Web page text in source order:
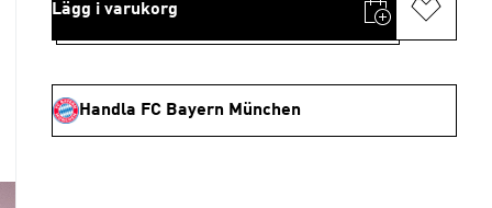
Lägg i varukorg
Handla FC Bayern München